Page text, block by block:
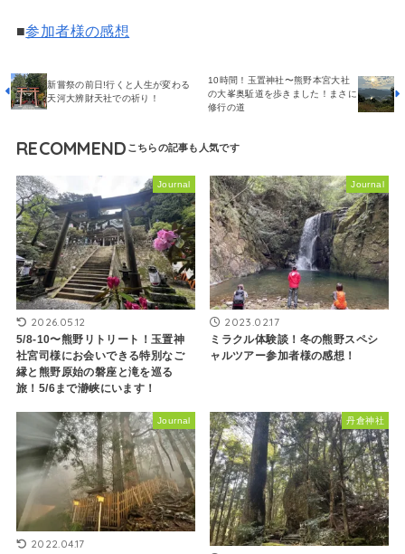
■参加者様の感想
新嘗祭の前日!行くと人生が変わる
天河大辨財天社での祈り！
10時間！玉置神社〜熊野本宮大社
の大峯奥駈道を歩きました！まさに
修行の道
RECOMMEND
Journal
2026.05.12
5/8-10〜熊野リトリート！玉置神
社宮司様にお会いできる特別なご
縁と熊野原始の磐座と滝を巡る
旅！5/6まで瀞峡にいます！
Journal
2023.02.17
ミラクル体験談！冬の熊野スペシ
ャルツアー参加者様の感想！
Journal
2022.04.17
丹倉神社